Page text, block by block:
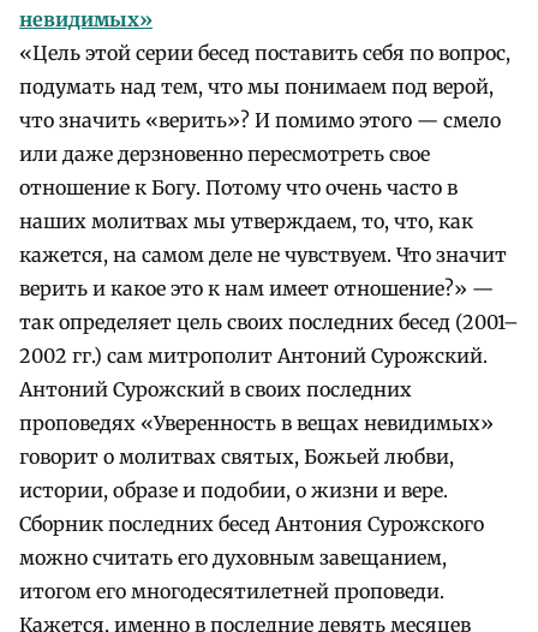
невидимых»
«Цель этой серии бесед поставить себя по вопрос,
подумать над тем, что мы понимаем под верой,
что значить «верить»? И помимо этого — смело
или даже дерзновенно пересмотреть свое
отношение к Богу. Потому что очень часто в
наших молитвах мы утверждаем, то, что, как
кажется, на самом деле не чувствуем. Что значит
верить и какое это к нам имеет отношение?» —
так определяет цель своих последних бесед (2001–
2002 гг.) сам митрополит Антоний Сурожский.
Антоний Сурожский в своих последних
проповедях «Уверенность в вещах невидимых»
говорит о молитвах святых, Божьей любви,
истории, образе и подобии, о жизни и вере.
Сборник последних бесед Антония Сурожского
можно считать его духовным завещанием,
итогом его многодесятилетней проповеди.
Кажется, именно в последние девять месяцев